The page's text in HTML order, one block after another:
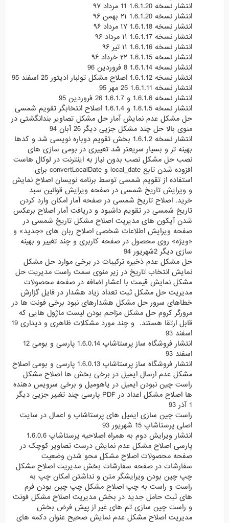
انتشار نسخه 1.6.1.20 11 مرداد ۹۷
انتشار نسخه 1.6.1.20 ۲۱ بهمن ۹۶
انتشار نسخه 1.6.1.18 ۱۷ مرداد ۹۶
انتشار نسخه 1.6.1.17 ۱۱ مرداد ۹۶
انتشار نسخه 1.6.1.16 ۱۱ تیر ۹۶
انتشار نسخه 1.6.1.15 ۲۲ خرداد ۹۶
انتشار نسخه 1.6.1.14 8 فروردین 96
انتشار نسخه 1.6.1.12 اصلاح مشکل تولبار ادیتور 25 اسفند 95
انتشار نسخه 1.6.1.11 25 مهر 95
انتشار نسخه 1.6.1.6 و 1.6.1.7 26 فروردین 95
انتشار نسخه 1.6.1.5 و 1.6.1.4 اصلاح انتخابگر تقویم شمسی
حل مشکل عدم نمایش آمار حل مشکل تصاویر بندانگشتی در
منوی بالا حل چند مشکل جزیی دیگر 26 آبان 94
انتشار نسخه 1.6.1.2 بخش تقویم دوباره نویسی شد و کدها
بهینه تر و بسیار سریعتر شد تغییری در بومی سازی های
نصب حل مشکل نصب بدون نیاز به اینترنت در لوکال هاست
افزوده شدن تابع local_date و convertLocalDate برای
استفاده از تقویم شمسی توسط برنامه نویسان اصلاح نمایش
و ویرایش تاریخ شمسی در صفحه ویرایش قوانین سبد
خرید. اصلاح تاریخ شمسی در صفحه آمار امکان وارد کردن
تاریخ شمسی در تقویم داشبود و دریافت آمار اصلاح برعکس
شدن آیکون های مدیریت اصلاح مشکل تاریخ شمسی در
صفحه ویرایش اطلاعات شخصی اصلاح ربان های «جدید» و
«ویژه» روی محصول در صفحه کاربری و چند تغییر و بهینه
سازی دیگر 2شهریور 94
حل مشکل عدم ذخیره ترکیبات در برخی موارد حل مشکل
نمایش انتخاب تاریخ در زیر منوی سمت راست مدیریت حل
مشکل نمایش قیمت با اعشار اضافه در صفحه محصولات
مدیریت حل مشکل ثبت تعداد زیاد هشدار در فایل گزارش
خطاهای سرور حل مشکل هشدارهای نبود برخی فونت ها در
مرورگر کروم حل مشکل مزاحم بودن لیست ماژول هایی که
قابل ارتقا هستند. و چند مورد مشکلات ظاهری و دیداری 19
اسفند 93
انتشار فروشگاه ساز پرستاشاپ 1.6.0.14 پارسی و بومی 12
اسفند 93
انتشار فروشگاه ساز پرستاشاپ 1.6.0.13 پارسی و بومی اصلاح
مشکل عدم ارسال ایمیل در برخی بخش ها اصلاح مشکل
راست چین نبودن ایمیل در یاهومیل و برخی سرویس دهنده
ها اصلاح مشکل اعداد در PDF پارسی چند تغییر جزیی دیگر
1 آذر 93
راست چین سازی ایمیل های پرستاشاپ و اعمال در سایت
اصلی پرستاشاپ 15 شهریور 93
انتشار ویرایش دوم به همراه اصلاحیه پرستاشاپ 1.6.0.6
پارسی اصلاح مشکل عدم نمایش درست تصاویر کوچک در
صفحه محصولات اصلاح مشکل محو شدن وضعیت
سفارشات در صفحه سفارشات بخش مدیریت اصلاح مشکل
چپ چین بودن ویرایشگر متن و نداشتن امکان چپ به
راست و راست به چپ اصلاح مشکل چپ چین بودن فرم
های ثبت حامل جدید در بخش مدیریت اصلاح مشکل فونت
و راست چین سازی تم های غیر از پیش فرض بخش
مدیریت اصلاح مشکل عدم نمایش صحیح عنوان دکمه های